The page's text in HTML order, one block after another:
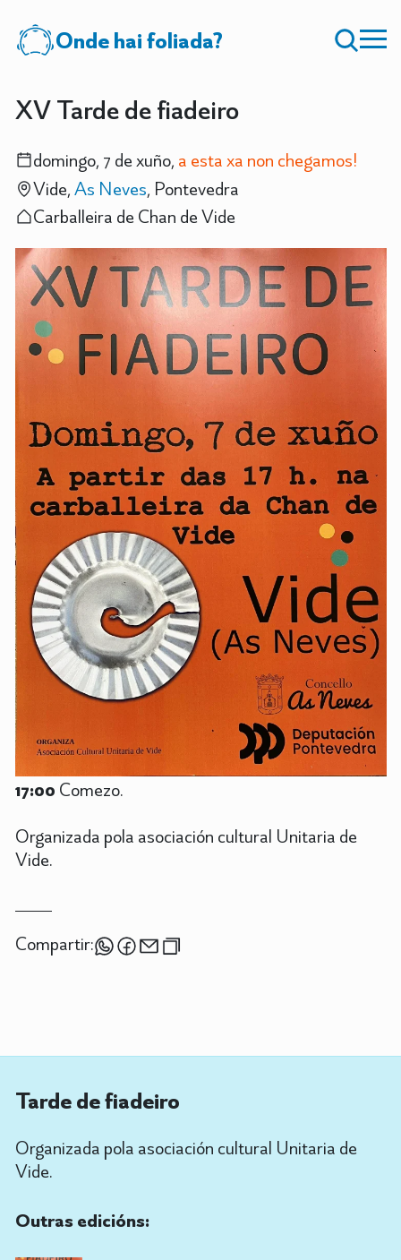
Onde hai foliada?
XV Tarde de fiadeiro
domingo, 7 de xuño, a esta xa non chegamos!
Vide,As Neves, Pontevedra
Carballeira de Chan de Vide
17:00 Comezo.
Organizada pola asociación cultural Unitaria de
Vide.
Compartir:
Tarde de fiadeiro
Organizada pola asociación cultural Unitaria de
Vide.
Outras edicións: